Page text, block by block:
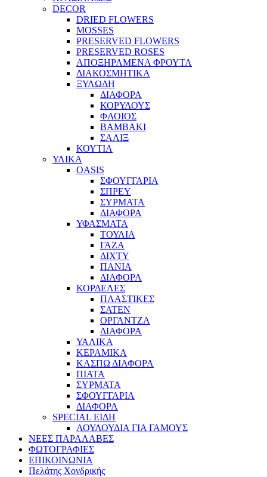
DECOR
DRIED FLOWERS
MOSSES
PRESERVED FLOWERS
PRESERVED ROSES
ΑΠΟΞΗΡΑΜΕΝΑ ΦΡΟΥΤΑ
ΔΙΑΚΟΣΜΗΤΙΚΑ
ΞΥΛΩΔΗ
ΔΙΑΦΟΡΑ
ΚΟΡΥΛΟΥΣ
ΦΛΟΙΟΣ
ΒΑΜΒΑΚΙ
ΣΑΛΙΞ
ΚΟΥΤΙΑ
ΥΛΙΚΑ
OASIS
ΣΦΟΥΓΓΑΡΙΑ
ΣΠΡΕΥ
ΣΥΡΜΑΤΑ
ΔΙΑΦΟΡΑ
ΥΦΑΣΜΑΤΑ
ΤΟΥΛΙΑ
ΓΑΖΑ
ΔΙΧΤΥ
ΠΑΝΙΑ
ΔΙΑΦΟΡΑ
ΚΟΡΔΕΛΕΣ
ΠΛΑΣΤΙΚΕΣ
ΣΑΤΕΝ
ΟΡΓΑΝΤΖΑ
ΔΙΑΦΟΡΑ
ΥΑΛΙΚΑ
ΚΕΡΑΜΙΚΑ
ΚΑΣΠΩ ΔΙΑΦΟΡΑ
ΠΙΑΤΑ
ΣΥΡΜΑΤΑ
ΣΦΟΥΓΓΑΡΙΑ
ΔΙΑΦΟΡΑ
SPECIAL ΕΙΔΗ
ΛΟΥΛΟΥΔΙΑ ΓΙΑ ΓΑΜΟΥΣ
ΝΕΕΣ ΠΑΡΑΛΑΒΕΣ
ΦΩΤΟΓΡΑΦΙΕΣ
ΕΠΙΚΟΙΝΩΝΙΑ
Πελάτης Χονδρικής